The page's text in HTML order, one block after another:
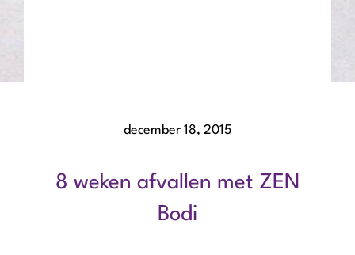
december 18, 2015
8 weken afvallen met ZEN
Bodi